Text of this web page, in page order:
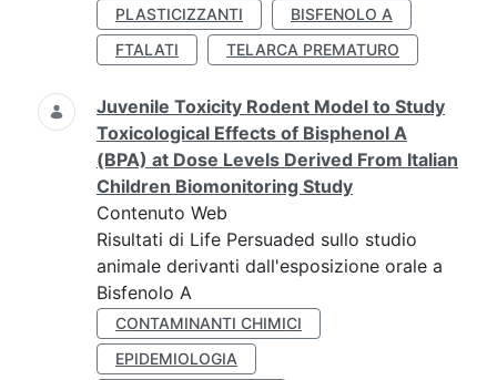
PLASTICIZZANTI
BISFENOLO A
FTALATI
TELARCA PREMATURO
Juvenile Toxicity Rodent Model to Study
Toxicological Effects of Bisphenol A
(BPA) at Dose Levels Derived From Italian
Children Biomonitoring Study
Contenuto Web
Risultati di Life Persuaded sullo studio
animale derivanti dall'esposizione orale a
Bisfenolo A
CONTAMINANTI CHIMICI
EPIDEMIOLOGIA